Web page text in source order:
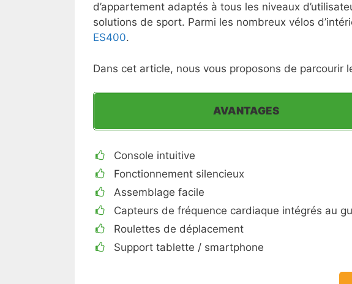
d’appartement adaptés à tous les niveaux
solutions de sport. Parmi les nombreux vélos
ES400.
Dans cet article, nous vous proposons de
AVANTAGES
Console intuitive
Fonctionnement silencieux
Assemblage facile
Capteurs de fréquence cardiaque intégrés au
Roulettes de déplacement
Support tablette / smartphone